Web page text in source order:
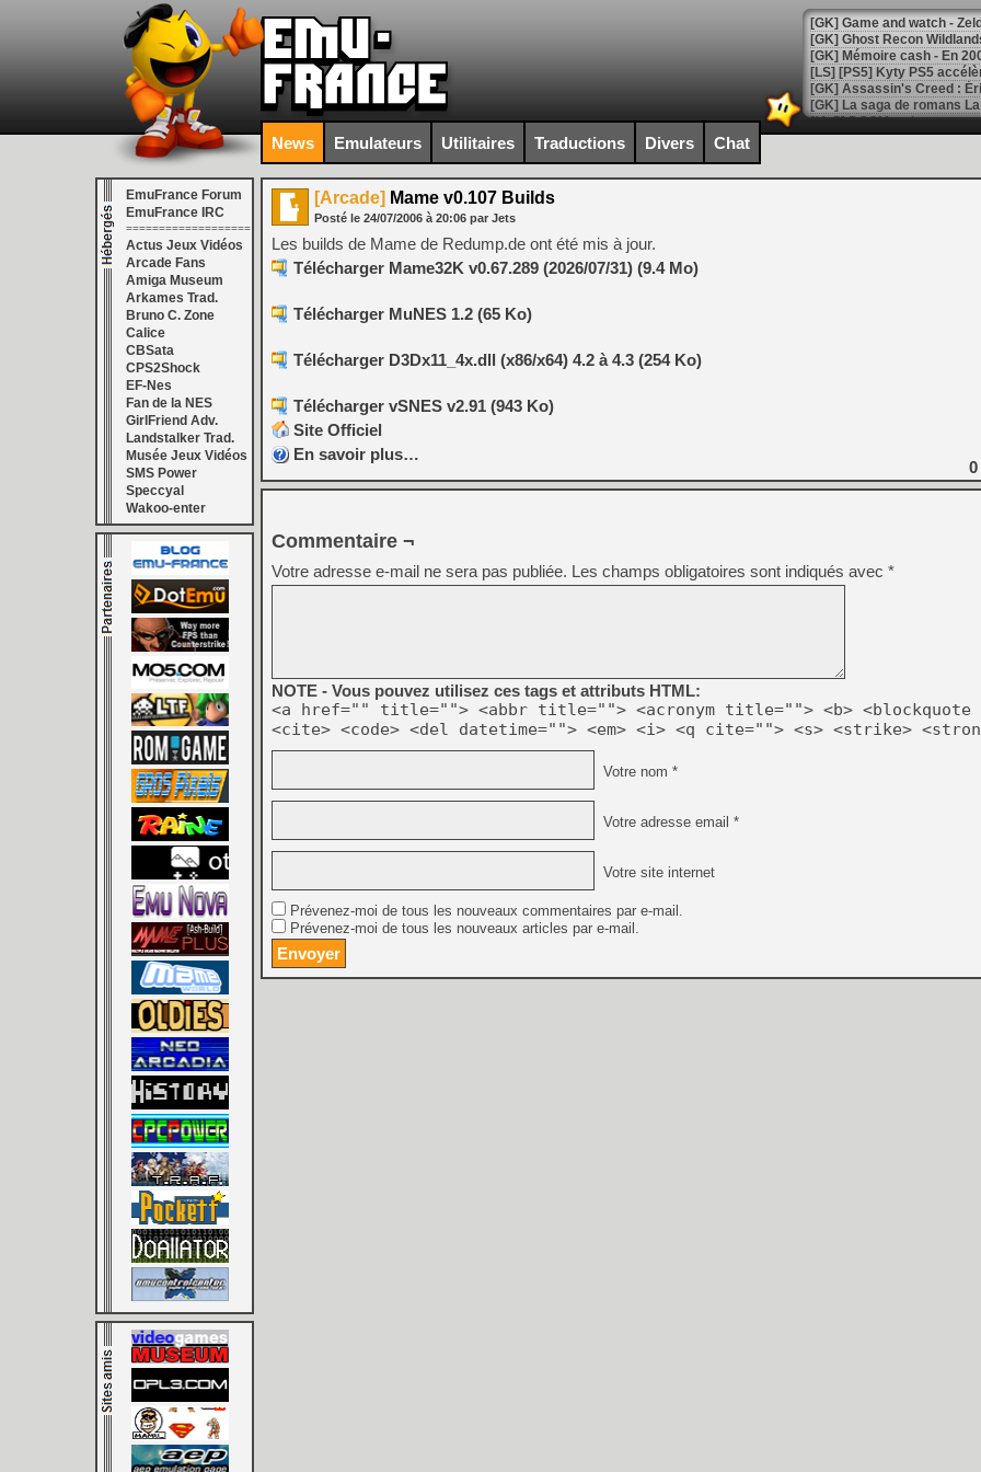
[Mo5] DOOM arrive en
[GK] Bethesda fête les 30
[GK] Roblox : l'action en
[GK] Agenda - GeForce
[LS] [PS5] ps5-y2jb-
[GK] Pourquoi Marvel
[GK] Test : Restory : Chill
[GK] GTA 6 : Rockstar
[GK] Hot Wheels Infinite
[GK] Mémoire cash -
[GK] Résultats Nintendo :
[GK] Déjà des
[Mo5] Brickboy cherche à
[GK] Minecraft et ses «
[GK] Beast of
[GK] Ubisoft : fin de partie
[GK] Mémoire cash -
[GK] Dan Houser (GTA)
[GK] Comment EA Sports
[GK] Crimson Moon : un
[GK] Isle of Reveries : le
[GK] Moonlighter 2 : The
[GK] Capcom relance
[Mo5] Deux inédits du
[GK] Le beat'em up The
[GK] Endless Legend 2 :
[LS] [PS5] Premiers
News Emulateurs Utilitaires Traductions Divers Chat
EmuFrance Forum
EmuFrance IRC
===================
Actus Jeux Vidéos
Arcade Fans
Amiga Museum
Arkames Trad.
Bruno C. Zone
Calice
CBSata
CPS2Shock
EF-Nes
Fan de la NES
GirlFriend Adv.
Landstalker Trad.
Musée Jeux Vidéos
SMS Power
Speccyal
Wakoo-enter
[Arcade] Mame v0.107 Builds
Posté le 24/07/2006 à 20:06 par Jets
Les builds de Mame de Redump.de ont été mis à jour.
Télécharger Mame32K v0.67.289 (2026/07/31) (9.4 Mo)
Télécharger MuNES 1.2 (65 Ko)
Télécharger D3Dx11_4x.dll (x86/x64) 4.2 à 4.3 (254 Ko)
Télécharger vSNES v2.91 (943 Ko)
Site Officiel
En savoir plus…
0
Commentaire ¬
Votre adresse e-mail ne sera pas publiée. Les champs obligatoires sont indiqués avec *
NOTE - Vous pouvez utilisez ces tags et attributs HTML:
<a href="" title=""> <abbr title=""> <acronym title=""> <b> <blockquote
<cite> <code> <del datetime=""> <em> <i> <q cite=""> <s> <strike>
Votre nom *
Votre adresse email *
Votre site internet
Prévenez-moi de tous les nouveaux commentaires par e-mail.
Prévenez-moi de tous les nouveaux articles par e-mail.